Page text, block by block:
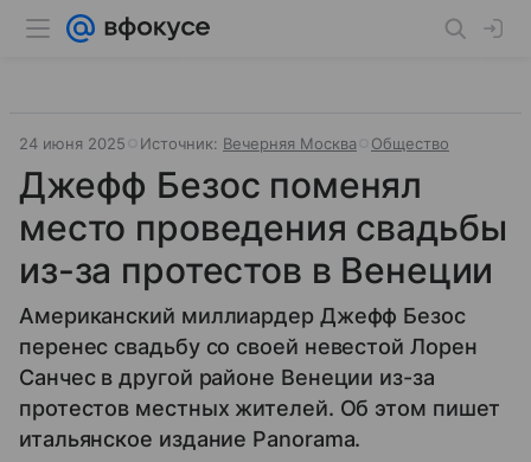
24 июня 2025 Источник: Вечерняя Москва Общество
Джефф Безос поменял
место проведения свадьбы
из-за протестов в Венеции
Американский миллиардер Джефф Безос
перенес свадьбу со своей невестой Лорен
Санчес в другой районе Венеции из-за
протестов местных жителей. Об этом пишет
итальянское издание Panorama.